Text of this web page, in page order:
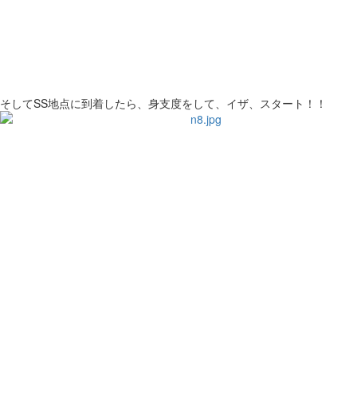
そしてSS地点に到着したら、身支度をして、イザ、スタート！！